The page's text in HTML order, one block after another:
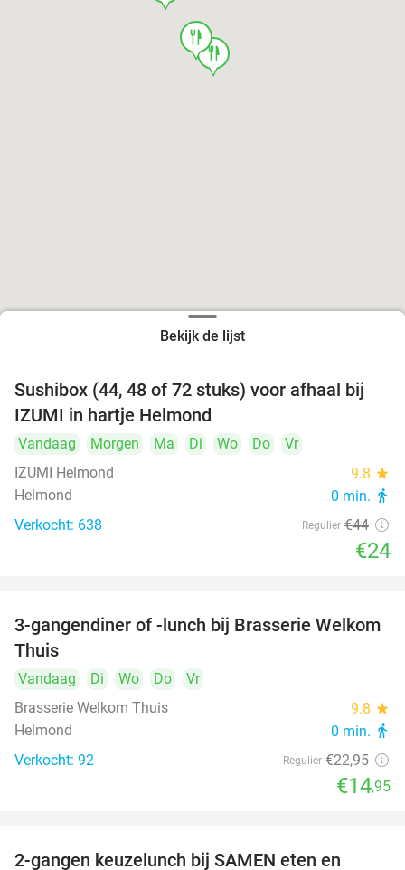
food
food
Bekijk de lijst
45%
Sushibox (44, 48 of 72 stuks) voor afhaal bij
IZUMI in hartje Helmond
Vandaag Morgen Ma Di Wo Do
Vr
IZUMI Helmond
9.8 star
Helmond 0 min. directions_walk
Verkocht: 638 Regulier €44
€24
35%
3-gangendiner of -lunch bij Brasserie Welkom
Thuis
Vandaag Di Wo Do
Vr
Brasserie Welkom Thuis
9.8 star
Helmond 0 min. directions_walk
Verkocht: 92 Regulier €22,95
€14,95
2-gangen keuzelunch bij SAMEN eten en